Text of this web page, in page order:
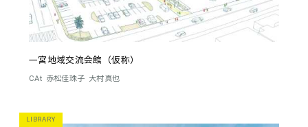
一宮地域交流会館（仮称）
CAt 赤松佳珠子 大村真也
LIBRARY